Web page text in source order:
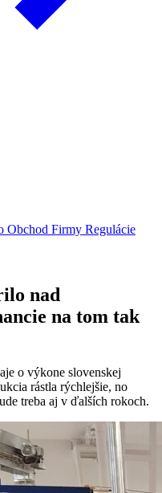
Obchod Firmy Regulácie
nad
na tom tak
o výkone slovenskej
rástla rýchlejšie, no
treba aj v ďalších rokoch.